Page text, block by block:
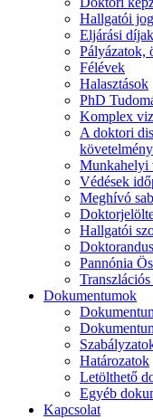
Hallgatói
Eljárási
Pályázatok,
Félévek
Halasztások
PhD
Komplex
A doktori
Munkahelyi
Védések
Meghívó
Hallgatói
Pannónia
Dokumentumok
Határozatok
Letölthető
Egyéb
Kapcsolat